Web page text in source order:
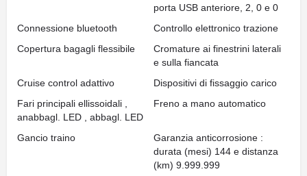
porta USB anteriore, 2, 0 e 0
Connessione bluetooth
Controllo elettronico trazione
Copertura bagagli flessibile
Cromature ai finestrini laterali
e sulla fiancata
Cruise control adattivo
Dispositivi di fissaggio carico
Fari principali ellissoidali ,
anabbagl. LED , abbagl. LED
Freno a mano automatico
Gancio traino
Garanzia anticorrosione :
durata (mesi) 144 e distanza
(km) 9.999.999